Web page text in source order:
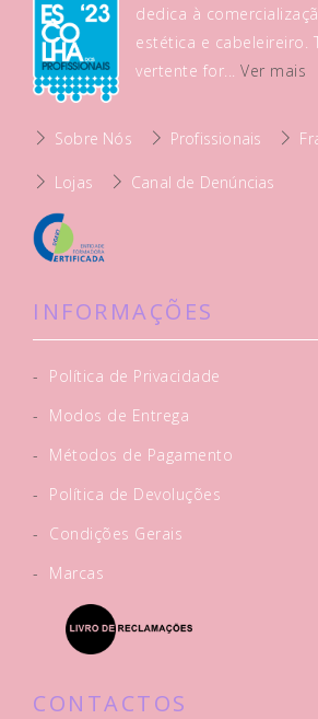
dedica à
estética e cabeleireiro.
vertente for...Ver mais
Sobre Nós Profissionais
Lojas Canal de Denúncias
INFORMAÇÕES
-
Política de Privacidade
-
Modos de Entrega
-
Métodos de Pagamento
-
Política de Devoluções
-
Condições Gerais
-
Marcas
CONTACTOS